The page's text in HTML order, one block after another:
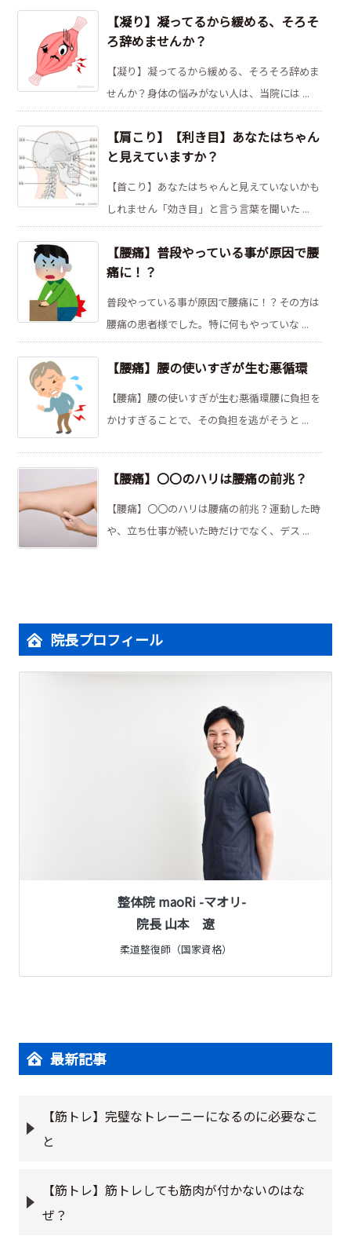
【凝り】凝ってるから緩める、そろそ
ろ辞めませんか？
【凝り】凝ってるから緩める、そろそろ辞めま
せんか？身体の悩みがない人は、当院には ...
【肩こり】【利き目】あなたはちゃん
と見えていますか？
【首こり】あなたはちゃんと見えていないかも
しれません「効き目」と言う言葉を聞いた ...
【腰痛】普段やっている事が原因で腰
痛に！？
普段やっている事が原因で腰痛に！？その方は
腰痛の患者様でした。特に何もやっていな ...
【腰痛】腰の使いすぎが生む悪循環
【腰痛】腰の使いすぎが生む悪循環腰に負担を
かけすぎることで、その負担を逃がそうと ...
【腰痛】〇〇のハリは腰痛の前兆？
【腰痛】〇〇のハリは腰痛の前兆？運動した時
や、立ち仕事が続いた時だけでなく、デス ...
院長プロフィール
整体院 maoRi -マオリ-
院長 山本 遼
柔道整復師（国家資格）
最新記事
【筋トレ】完璧なトレーニーになるのに必要なこ
と
【筋トレ】筋トレしても筋肉が付かないのはな
ぜ？